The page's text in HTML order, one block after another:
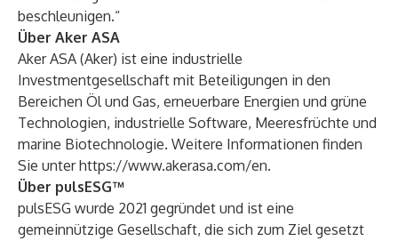
beschleunigen.“
Über Aker ASA
Aker ASA (Aker) ist eine industrielle
Investmentgesellschaft mit Beteiligungen in den
Bereichen Öl und Gas, erneuerbare Energien und grüne
Technologien, industrielle Software, Meeresfrüchte und
marine Biotechnologie. Weitere Informationen finden
Sie unterhttps://www.akerasa.com/en.
Über pulsESG™
pulsESG wurde 2021 gegründet und ist eine
gemeinnützige Gesellschaft, die sich zum Ziel gesetzt